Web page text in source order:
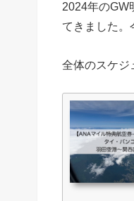
2024年のGW
てきました。
全体のスケジ